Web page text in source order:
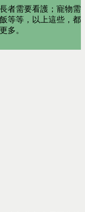
者需要看護；寵物需
等等，以上這些，都
多。